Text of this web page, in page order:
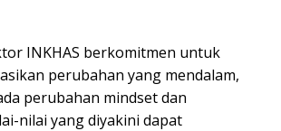
INKHAS berkomitmen untuk
perubahan yang mendalam,
perubahan mindset dan
nilai yang diyakini dapat